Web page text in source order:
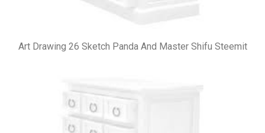
Art Drawing 26 Sketch Panda And Master Shifu Steemit